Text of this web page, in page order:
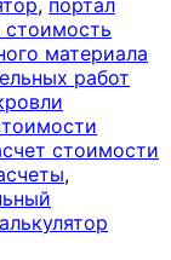
стоимость
материала
работ
стоимости
,